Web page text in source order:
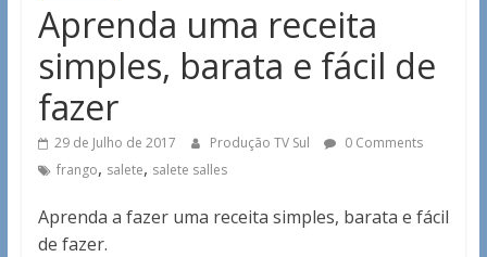
Guaxupé
região.
Aprenda uma receita
simples, barata e fácil de
fazer
29 de Julho de 2017 Produção TV Sul
0 Comments
frango, salete, salete salles
Aprenda a fazer uma receita simples, barata e fácil
de fazer.